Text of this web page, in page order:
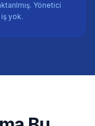
Yönetici
yok.